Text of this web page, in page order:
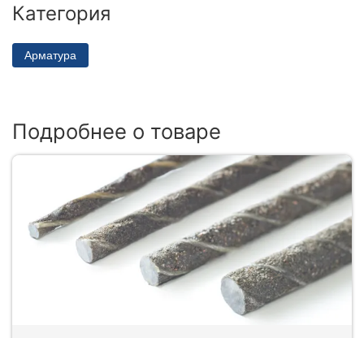
Категория
Арматура
Подробнее о товаре